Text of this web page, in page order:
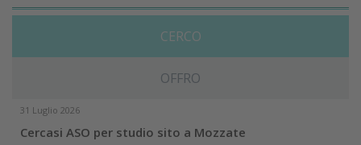
CERCO
OFFRO
31 Luglio 2026
Cercasi ASO per studio sito a Mozzate